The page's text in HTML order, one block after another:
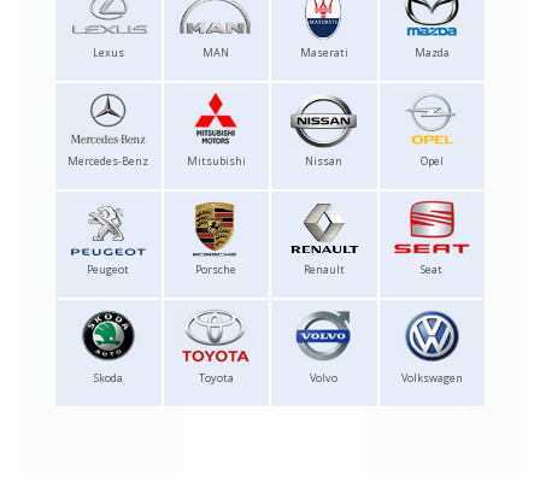
Lexus MAN Maserati Mazda
Mercedes-Benz Mitsubishi Nissan Opel
Peugeot Porsche Renault Seat
Skoda Toyota Volvo Volkswagen